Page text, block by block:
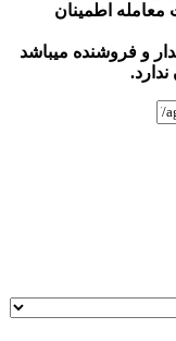
اطمینان
و فروشنده میباشد